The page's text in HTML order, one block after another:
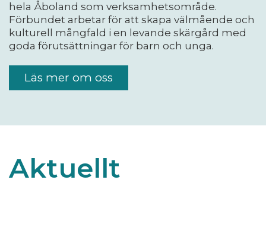
hela Åboland som verksamhetsområde.
Förbundet arbetar för att skapa välmående och
kulturell mångfald i en levande skärgård med
goda förutsättningar för barn och unga.
Läs mer om oss
Aktuellt